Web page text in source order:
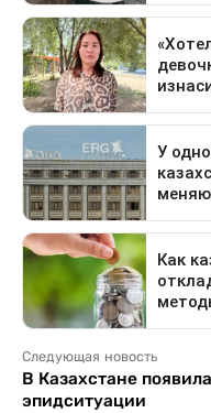
Следующая новость
В Казахстане
эпидситуации